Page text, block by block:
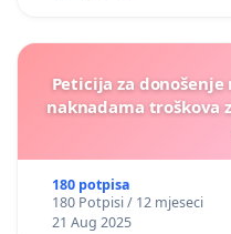
Peticija za
naknadama troškova
180 potpisa
180 Potpisi / 12 mjeseci
21 Aug 2025